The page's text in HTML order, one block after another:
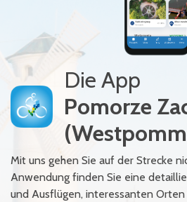
Die App
Pomorze
Mit uns gehen Sie auf der Strecke
Anwendung finden Sie eine
und Ausflügen, interessanten